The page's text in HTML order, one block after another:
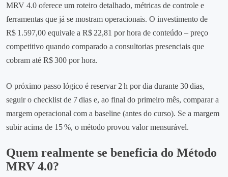
MRV 4.0 oferece um roteiro detalhado, métricas de controle e
ferramentas que já se mostram operacionais. O investimento de
R$ 1.597,00 equivale a R$ 22,81 por hora de conteúdo – preço
competitivo quando comparado a consultorias presenciais que
cobram até R$ 300 por hora.
O próximo passo lógico é reservar 2 h por dia durante 30 dias,
seguir o checklist de 7 dias e, ao final do primeiro mês, comparar a
margem operacional com a baseline (antes do curso). Se a margem
subir acima de 15 %, o método provou valor mensurável.
Quem realmente se beneficia do Método
MRV 4.0?